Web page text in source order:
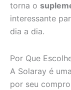
torna o
interessante
dia a dia.
Por Que
A Solaray é
por seu